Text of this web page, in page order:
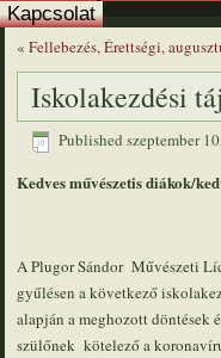
Kapcsolat
«Fellebezés, Érettségi,
Iskolakezdési
Published szeptember
Kedves művészetis diákok/
A Plugor Sándor Művészeti
gyűlésen a következő
alapján a meghozott döntések
szülőnek kötelező a